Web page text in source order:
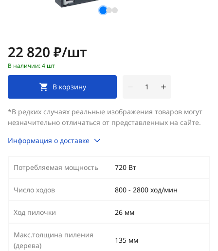
Цена:
22 820 ₽/шт
В наличии: 4 шт
В корзину
*В редких случаях реальные изображения товаров могут
незначительно отличаться от представленных на сайте.
Информация о доставке
Потребляемая мощность 720 Вт
Число ходов 800 - 2800 ход/мин
Ход пилочки 26 мм
Макс.толщина пиления
(дерева)
135 мм